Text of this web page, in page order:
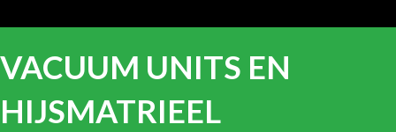
VACUUM UNITS EN
HIJSMATRIEEL